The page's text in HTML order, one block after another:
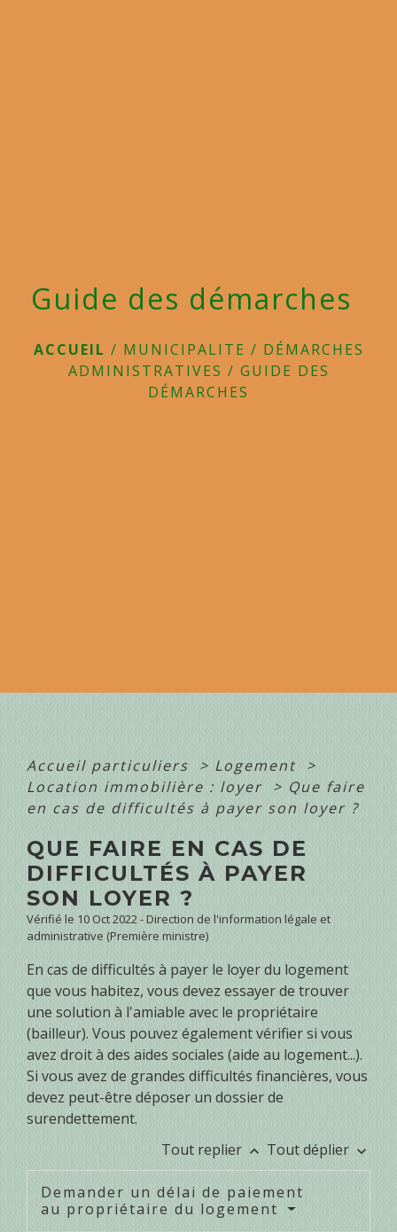
Guide des démarches
ACCUEIL / MUNICIPALITE / DÉMARCHES
ADMINISTRATIVES / GUIDE DES
DÉMARCHES
Accueil particuliers > Logement >
Location immobilière : loyer > Que faire
en cas de difficultés à payer son loyer ?
QUE FAIRE EN CAS DE
DIFFICULTÉS À PAYER
SON LOYER ?
Vérifié le 10 Oct 2022 - Direction de l'information légale et
administrative (Première ministre)
En cas de difficultés à payer le loyer du logement
que vous habitez, vous devez essayer de trouver
une solution à l'amiable avec le propriétaire
(bailleur). Vous pouvez également vérifier si vous
avez droit à des aides sociales (aide au logement...).
Si vous avez de grandes difficultés financières, vous
devez peut-être déposer un dossier de
surendettement.
Tout replier keyboard_arrow_up Tout déplier keyboard_arrow_down
Demander un délai de paiement
au propriétaire du logement